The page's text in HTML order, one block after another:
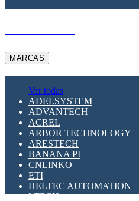
MARCAS
Ver todas
ADELSYSTEM
ADVANTECH
ACREL
ARBOR TECHNOLOGY
ARESTECH
BANANA PI
CNLINKO
ETI
HELTEC AUTOMATION
LTECH